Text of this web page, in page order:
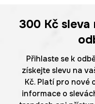
300 Kč sleva
Přihlaste se k
získejte slevu na
Kč. Platí pro nové
informace o